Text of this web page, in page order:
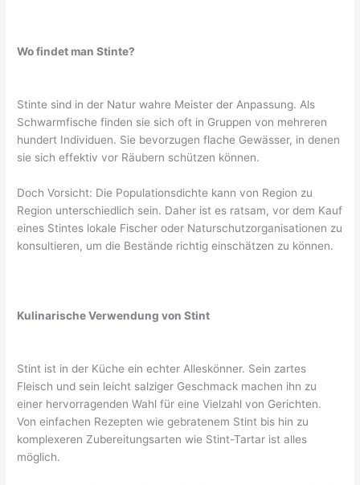
Wo findet man Stinte?
Stinte sind in der Natur wahre Meister der Anpassung. Als
Schwarmfische finden sie sich oft in Gruppen von mehreren
hundert Individuen. Sie bevorzugen flache Gewässer, in denen
sie sich effektiv vor Räubern schützen können.
Doch Vorsicht: Die Populationsdichte kann von Region zu
Region unterschiedlich sein. Daher ist es ratsam, vor dem Kauf
eines Stintes lokale Fischer oder Naturschutzorganisationen zu
konsultieren, um die Bestände richtig einschätzen zu können.
Kulinarische Verwendung von Stint
Stint ist in der Küche ein echter Alleskönner. Sein zartes
Fleisch und sein leicht salziger Geschmack machen ihn zu
einer hervorragenden Wahl für eine Vielzahl von Gerichten.
Von einfachen Rezepten wie gebratenem Stint bis hin zu
komplexeren Zubereitungsarten wie Stint-Tartar ist alles
möglich.